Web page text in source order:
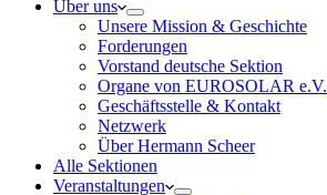
Über uns
Unsere Mission & Geschichte
Forderungen
Vorstand deutsche Sektion
Organe von EUROSOLAR e.V.
Geschäftsstelle & Kontakt
Netzwerk
Über Hermann Scheer
Alle Sektionen
Veranstaltungen